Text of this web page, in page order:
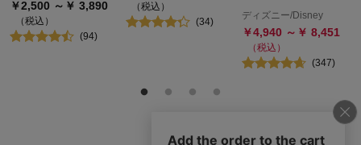
￥2,500 ～￥ 3,890
（税込）
(94)
（税込）
(34)
ディズニー/Disney
￥4,940 ～￥ 8,451
（税込）
(347)